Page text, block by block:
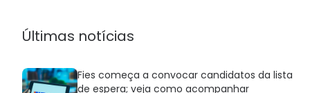
Últimas notícias
Fies começa a convocar candidatos da lista
de espera; veja como acompanhar